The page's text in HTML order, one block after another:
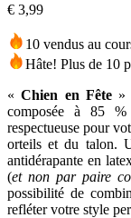
€ 3,99
10 vendus au
Hâte! Plus de 10
«Chien en Fête »
composée à 85 %
respectueuse pour
orteils et du talon.
antidérapante en
(et non par paire
possibilité de
refléter votre style